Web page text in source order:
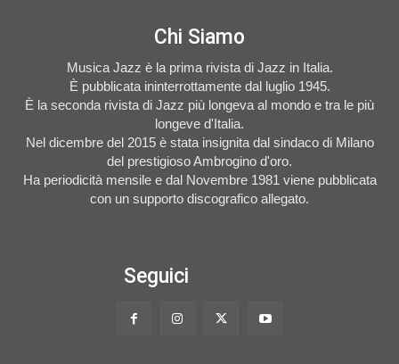
Chi Siamo
Musica Jazz è la prima rivista di Jazz in Italia.
È pubblicata ininterrottamente dal luglio 1945.
È la seconda rivista di Jazz più longeva al mondo e tra le più
longeve d'Italia.
Nel dicembre del 2015 è stata insignita dal sindaco di Milano
del prestigioso Ambrogino d'oro.
Ha periodicità mensile e dal Novembre 1981 viene pubblicata
con un supporto discografico allegato.
Seguici